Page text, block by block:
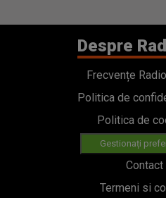
Despre
Frecvențe
Politica de
Politica de
Gestionați
Contact
Termeni si